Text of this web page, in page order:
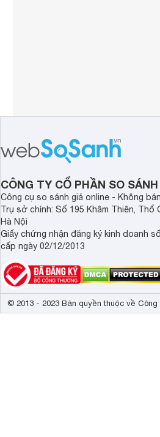
CÔNG TY CỔ PHẦN SO
Công cụ so sánh giá online - Không
Trụ sở chính: Số 195 Khâm Thiên, Thổ
Hà Nội
Giấy chứng nhận đăng ký kinh doanh
cấp ngày 02/12/2013
© 2013 - 2023 Bản quyền thuộc về Công